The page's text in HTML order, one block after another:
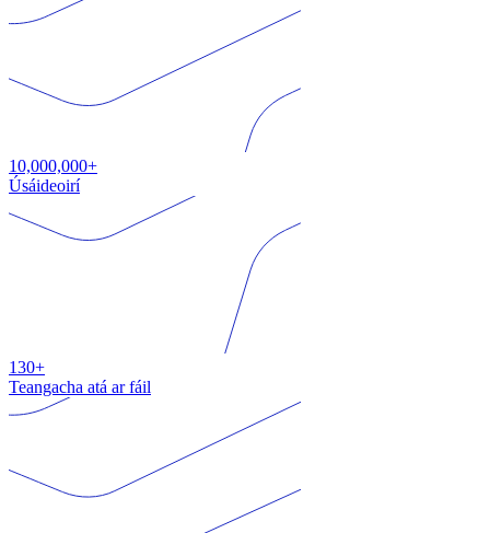
10,000,000+
Úsáideoirí
130+
Teangacha atá ar fáil